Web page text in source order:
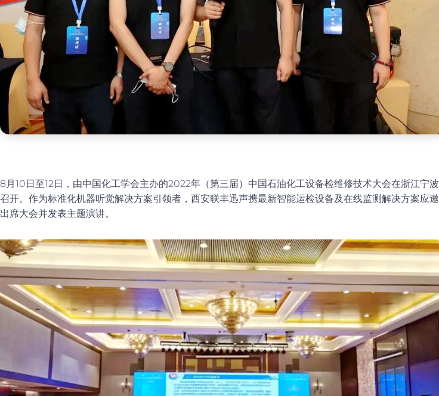
8月10日至12日，由中国化工学会主办的2022年（第三届）中国石油化工设备检维修技术大会在浙江宁波
召开。作为标准化机器听觉解决方案引领者，西安联丰迅声携最新智能运检设备及在线监测解决方案应邀
出席大会并发表主题演讲。